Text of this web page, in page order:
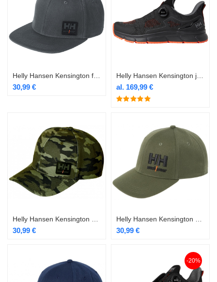
30,99 € al. 169,99 €
30,99 € 30,99 €
-20%